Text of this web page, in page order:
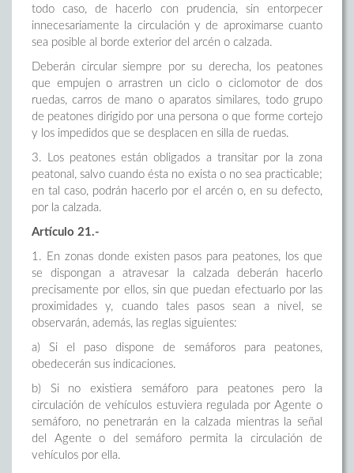
todo caso, de hacerlo con prudencia, sin entorpecer
innecesariamente la circulación y de aproximarse cuanto
sea posible al borde exterior del arcén o calzada.
Deberán circular siempre por su derecha, los peatones
que empujen o arrastren un ciclo o ciclomotor de dos
ruedas, carros de mano o aparatos similares, todo grupo
de peatones dirigido por una persona o que forme cortejo
y los impedidos que se desplacen en silla de ruedas.
3. Los peatones están obligados a transitar por la zona
peatonal, salvo cuando ésta no exista o no sea practicable;
en tal caso, podrán hacerlo por el arcén o, en su defecto,
por la calzada.
Artículo 21.-
1. En zonas donde existen pasos para peatones, los que
se dispongan a atravesar la calzada deberán hacerlo
precisamente por ellos, sin que puedan efectuarlo por las
proximidades y, cuando tales pasos sean a nivel, se
observarán, además, las reglas siguientes:
a) Si el paso dispone de semáforos para peatones,
obedecerán sus indicaciones.
b) Si no existiera semáforo para peatones pero la
circulación de vehículos estuviera regulada por Agente o
semáforo, no penetrarán en la calzada mientras la señal
del Agente o del semáforo permita la circulación de
vehículos por ella.